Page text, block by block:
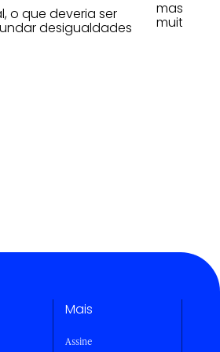
o que deveria ser
desigualdades
mas
muito
Mais
Assine